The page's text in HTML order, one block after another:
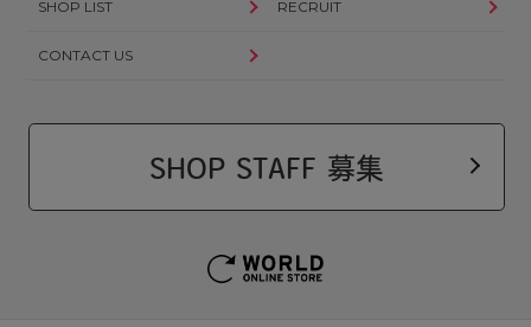
SHOP LIST RECRUIT
CONTACT US
SHOP STAFF 募集